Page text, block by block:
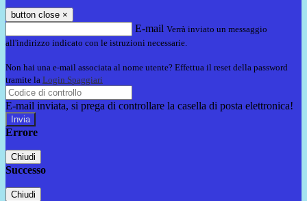
button close ×
E-mail Verrà inviato un messaggio
all'indirizzo indicato con le istruzioni necessarie.
Non hai una e-mail associata al nome utente? Effettua il reset della password
tramite la Login Spaggiari
E-mail inviata, si prega di controllare la casella di posta elettronica!
Errore
Chiudi
Successo
Chiudi